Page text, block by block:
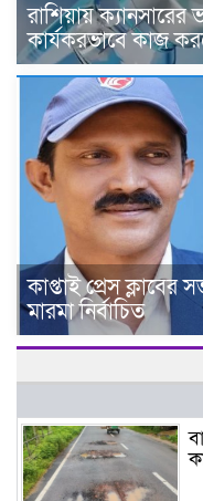
রাশিয়ায় ক্যানসারের
কার্যকরভাবে কাজ
কাপ্তাই প্রেস
মারমা নির্বাচিত